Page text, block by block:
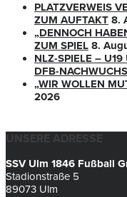
PLATZVERWEIS
ZUM AUFTAKT 8.
„DENNOCH
ZUM SPIEL 8.
NLZ-SPIELE –
DFB-
„WIR WOLLEN
2026
UNSERE ADRESSE
SSV Ulm 1846 Fußball
Stadionstraße 5
89073 Ulm